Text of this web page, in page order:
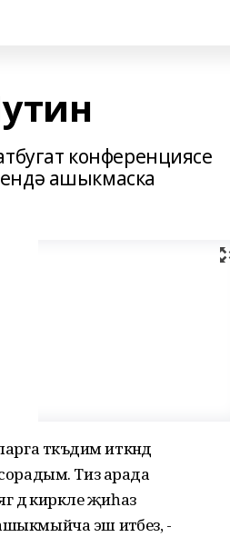
конференциясе
ашыкмаска
тәкъдим иткәндә
сорадым. Тиз арада
дә кирәкле җиһаз
эш итәбез, -